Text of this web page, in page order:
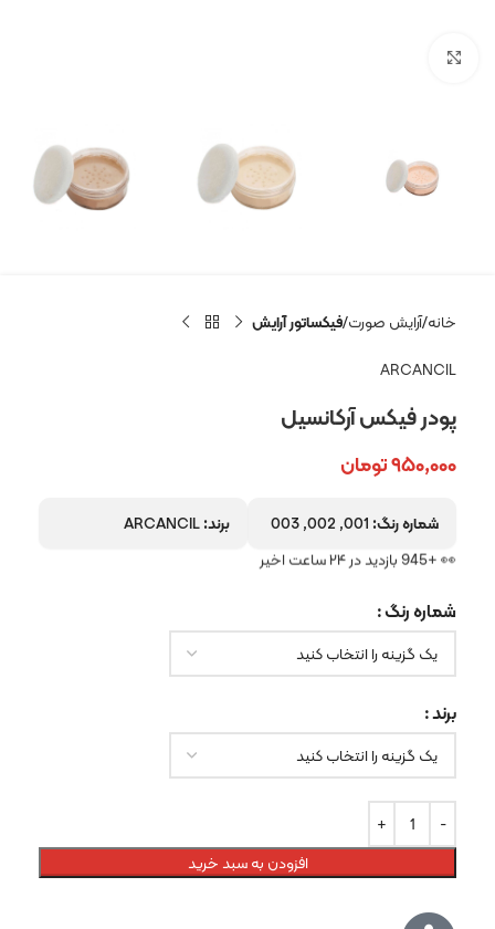
خانه آرایش صورت فیکساتور آرایش
ARCANCIL
پودر فیکس آرکانسیل
۹۵۰,۰۰۰تومان
شماره رنگ: برند:
👀 +945 بازدید در ۲۴ ساعت اخیر
شماره رنگ
برند
افزودن به سبد خرید